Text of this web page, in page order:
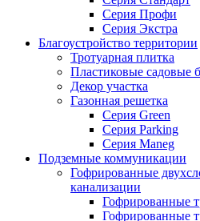
Серия Профи
Серия Экстра
Благоустройство территории
Тротуарная плитка
Пластиковые садовые
Декор участка
Газонная решетка
Серия Green
Серия Parking
Серия Maneg
Подземные коммуникации
Гофрированные
канализации
Гофрированные
Гофрированные